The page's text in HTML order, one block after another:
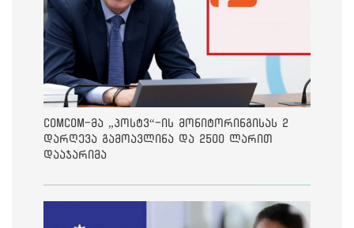
ComCom-მა „პოსტვ“-ის მონიტორინგისას 2
დარღევა გამოავლინა და 2500 ლარით
დააჯარიმა